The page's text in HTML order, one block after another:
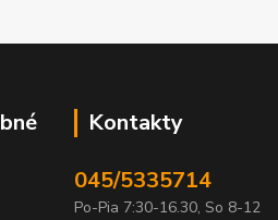
Kontakty
045/5335714
Po-Pia 7:30-16.30, So 8-12